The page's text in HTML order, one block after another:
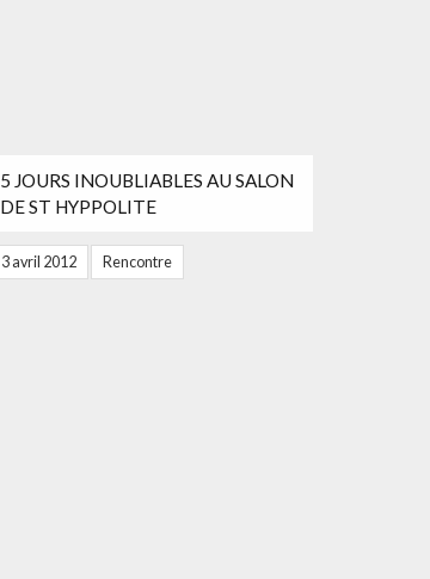
5 JOURS INOUBLIABLES AU SALON
DE ST HYPPOLITE
3 avril 2012 Rencontre